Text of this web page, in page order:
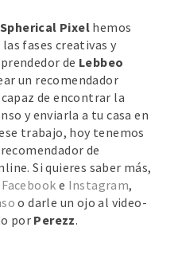
Spherical Pixelhemos
fases creativas y
de Lebbeo
un recomendador
de encontrar la
y enviarla a tu casa en
trabajo, hoy tenemos
de
Si quieres saber más,
Facebook e Instagram,
o darle un ojo al video-
por Perezz.